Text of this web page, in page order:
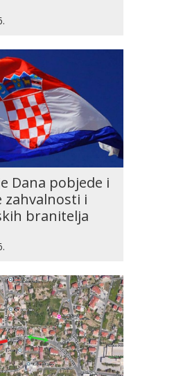
Dana pobjede i
zahvalnosti i
branitelja